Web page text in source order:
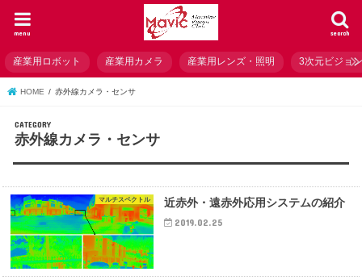
search
menu
産業用ロボット 産業用カメラ 産業用レンズ・照明 3次元ビジョ
HOME 赤外線カメラ・センサ
赤外線カメラ・センサ
マルチスペクトル 近赤外・遠赤外応用システムの紹介
2019.02.25